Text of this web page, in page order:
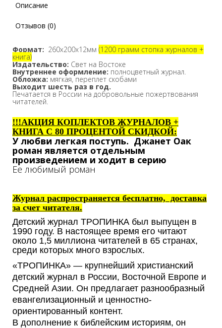
Описание
Отзывов (0)
Формат: 260х200х12мм (1200 грамм стопка журналов +
книга)
Издательство: Свет на Востоке
Внутреннее оформление: полноцветный журнал.
Обложка: мягкая,переплет скобами
Выходит шесть раз в год.
Печатается в России на добровольные пожертвования
читателей.
!!!АКЦИЯ КОПЛЕКТОВ ЖУРНАЛОВ +
КНИГА С 80 ПРОЦЕНТОЙ СКИДКОЙ:
У любви легкая поступь. Джанет Оак
роман является отдельным
произведением и ходит в серию
Ее любимый роман
Журнал распространяется бесплатно, доставка
за счет читателя.
Детский журнал ТРОПИНКА был выпущен в
1990 году. В настоящее время его читают
около 1,5 миллиона читателей в 65 странах,
среди которых много взрослых.
«ТРОПИНКА» — крупнейший христианский
детский журнал в России, Восточной Европе и
Средней Азии. Он предлагает разнообразный
евангелизационный и ценностно-
ориентированный контент.
В дополнение к библейским историям, он